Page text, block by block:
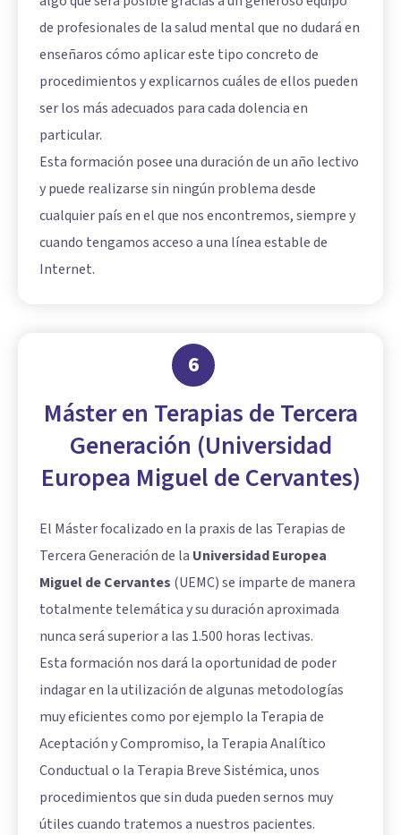
de profesionales de la salud mental que no dudará en
enseñaros cómo aplicar este tipo concreto de
procedimientos y explicarnos cuáles de ellos pueden
ser los más adecuados para cada dolencia en
particular.
Esta formación posee una duración de un año lectivo
y puede realizarse sin ningún problema desde
cualquier país en el que nos encontremos, siempre y
cuando tengamos acceso a una línea estable de
Internet.
6
Máster en Terapias de Tercera
Generación (Universidad
Europea Miguel de Cervantes)
El Máster focalizado en la praxis de las Terapias de
Tercera Generación de la Universidad Europea
Miguel de Cervantes (UEMC) se imparte de manera
totalmente telemática y su duración aproximada
nunca será superior a las 1.500 horas lectivas.
Esta formación nos dará la oportunidad de poder
indagar en la utilización de algunas metodologías
muy eficientes como por ejemplo la Terapia de
Aceptación y Compromiso, la Terapia Analítico
Conductual o la Terapia Breve Sistémica, unos
procedimientos que sin duda pueden sernos muy
útiles cuando tratemos a nuestros pacientes.